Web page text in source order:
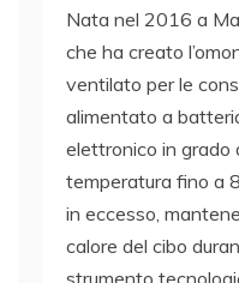
Nata nel 2016 a
che ha creato
ventilato per le
alimentato a
elettronico in grado
temperatura fino a
in eccesso,
calore del cibo
strumento